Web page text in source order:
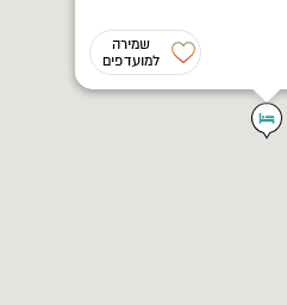
שמירה
למועדפים